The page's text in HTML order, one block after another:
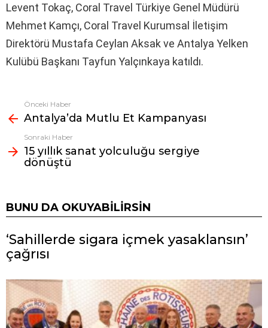
Levent Tokaç, Coral Travel Türkiye Genel Müdürü
Mehmet Kamçı, Coral Travel Kurumsal İletişim
Direktörü Mustafa Ceylan Aksak ve Antalya Yelken
Kulübü Başkanı Tayfun Yalçınkaya katıldı.
Fazlasına
bak
Önceki Haber
Antalya’da Mutlu Et Kampanyası
Sonraki Haber
15 yıllık sanat yolculuğu sergiye
dönüştü
BUNU DA OKUYABILIRSIN
‘Sahillerde sigara içmek yasaklansın’
çağrısı